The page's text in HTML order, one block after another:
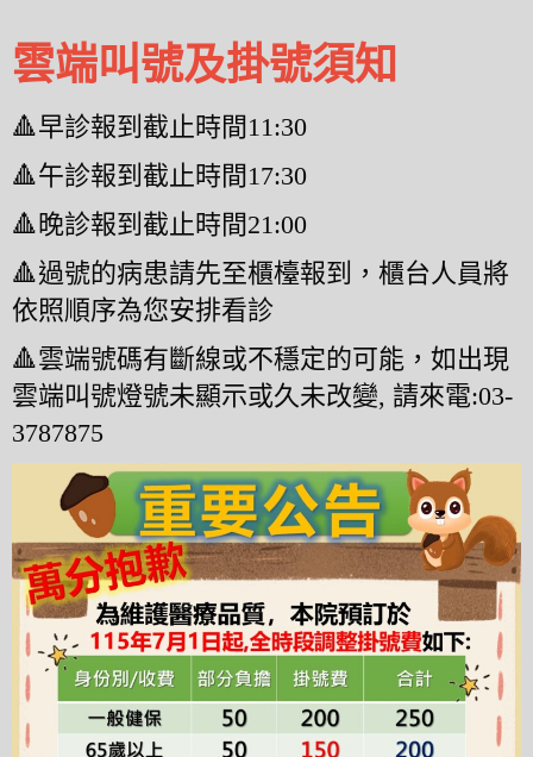
雲端叫號及掛號須知
🔺早診報到截止時間11:30
🔺午診報到截止時間17:30
🔺晚診報到截止時間21:00
🔺過號的病患請先至櫃檯報到，櫃台人員將
依照順序為您安排看診
🔺雲端號碼有斷線或不穩定的可能，如出現
雲端叫號燈號未顯示或久未改變, 請來電:03-
3787875